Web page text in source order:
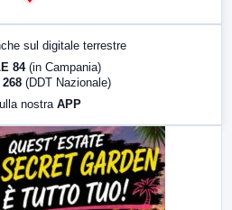
LabNews (replica)
LabNews (replica)
sul digitale terrestre
84 (in Campania)
(DDT Nazionale)
nostra APP